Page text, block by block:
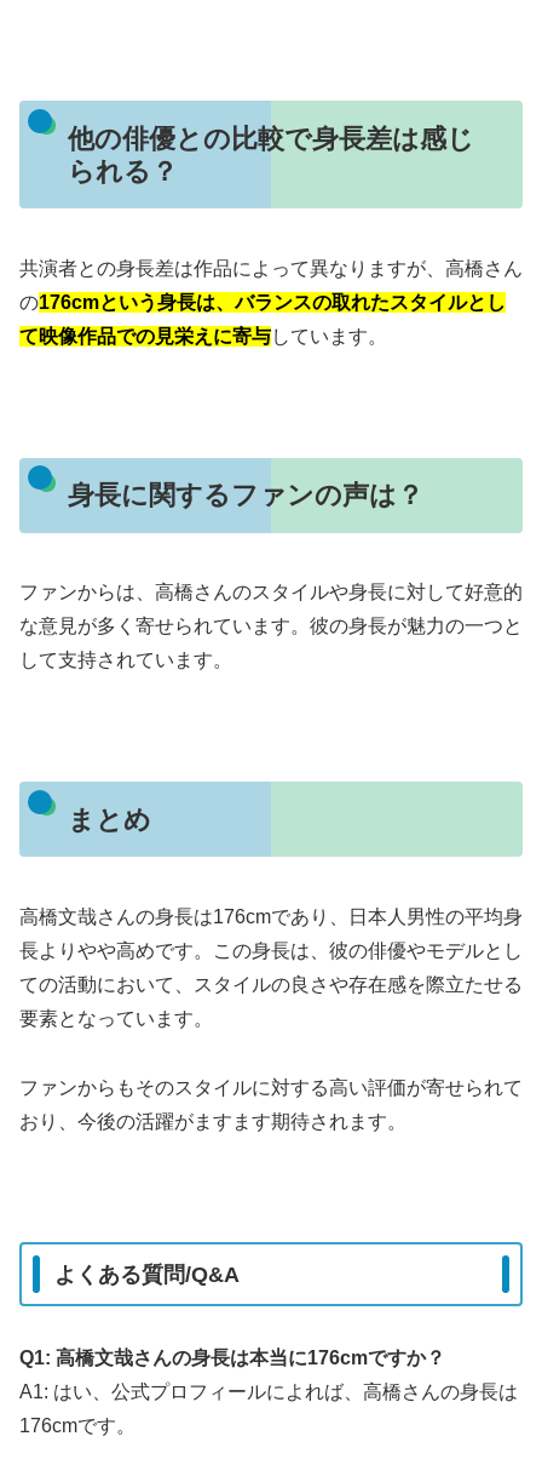
他の俳優との比較で身長差は感じ
られる？
共演者との身長差は作品によって異なりますが、高橋さん
の176cmという身長は、バランスの取れたスタイルとし
て映像作品での見栄えに寄与しています。
身長に関するファンの声は？
ファンからは、高橋さんのスタイルや身長に対して好意的
な意見が多く寄せられています。 彼の身長が魅力の一つと
して支持されています。
まとめ
高橋文哉さんの身長は176cmであり、日本人男性の平均身
長よりやや高めです。
この身長は、彼の俳優やモデルとし
ての活動において、スタイルの良さや存在感を際立たせる
要素となっています。
ファンからもそのスタイルに対する高い評価が寄せられて
おり、今後の活躍がますます期待されます。
よくある質問/Q&A
Q1: 高橋文哉さんの身長は本当に176cmですか？
A1: はい、公式プロフィールによれば、高橋さんの身長は
176cmです。